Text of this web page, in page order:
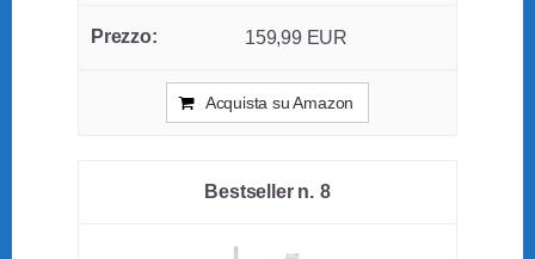
159,99 EUR
Acquista su Amazon
8